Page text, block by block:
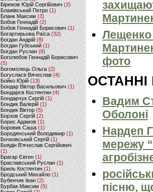
Бірюков Юрій Сергійович (2)
Блажівський Петро (1)
Бланк Максим(3)
Бобов Геннадій (2)
Бобов Геннадій Борисович (1)
Богартирьова Раїса (32)
Богдан Андрій(8)
Богдан Губський (1)
Богдан Руслан(8)
Боголюбов Геннадій Борисович
(5)
Богомолець Ольга (2)
Богуслаєв Вячеслав (4)
Бойко Юрій (13)
Бондар Віктор Васильович (1)
Бондарєв Костянтин (4)
Бондарчук Сергій(1)
Бондик Валерій (1)
Бондик Віктор(5)
Борзов Сергiй (2)
Борис Адамов(1)
Боровик Саша (1)
Бородянський Володимир (1)
Бочковський Сергій (1)
Боядін В'ячеслав Сергійович
(1)
Брагар Євген (1)
Браславський Руслан (1)
Бриль Костянтин (1)
Бродський Михайло (1)
Бубенчик Іван(2)
Бурбак Максим (5)
Лещенко
фото
ОСТАННІ
Вадим
Оболоні
Нардеп
мережу
пісню,